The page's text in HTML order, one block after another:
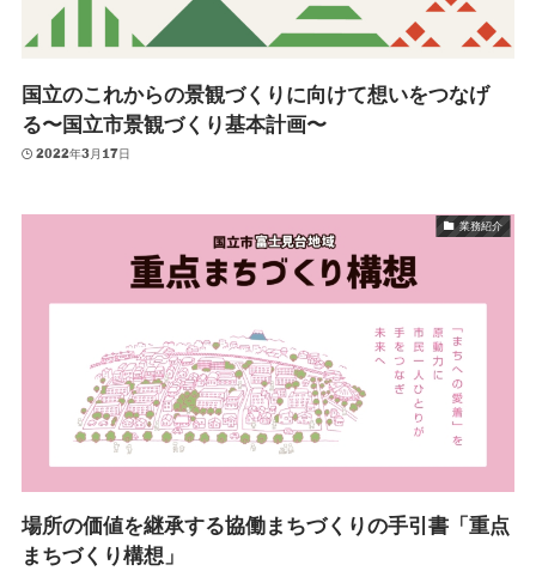
国立のこれからの景観づくりに向けて想いをつなげ
る〜国立市景観づくり基本計画〜
2022年3月17日
業務紹介
場所の価値を継承する協働まちづくりの手引書「重点
まちづくり構想」